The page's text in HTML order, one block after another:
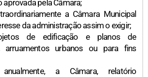
pela Câmara;
a Câmara Municipal
da administração assim o exigir;
de edificação e planos de
arruamentos urbanos ou para fins
anualmente, a Câmara, relatório